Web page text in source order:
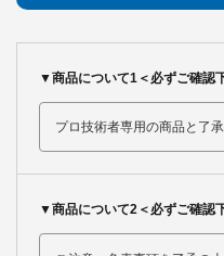
▼商品について1＜必ずご確認
▼商品について2＜必ずご確認